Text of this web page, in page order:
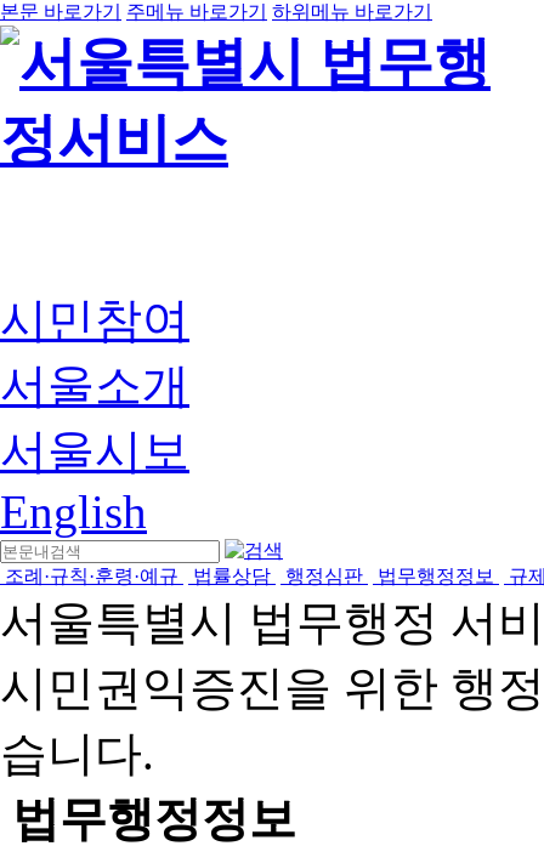
본문 바로가기 주메뉴 바로가기 하위메뉴 바로가기
시민참여
서울소개
서울시보
English
조례·규칙·훈령·예규 법률상담 행정심판 법무행정정보 규
서울특별시 법무행정 서
시민권익증진을 위한 행
습니다.
법무행정정보